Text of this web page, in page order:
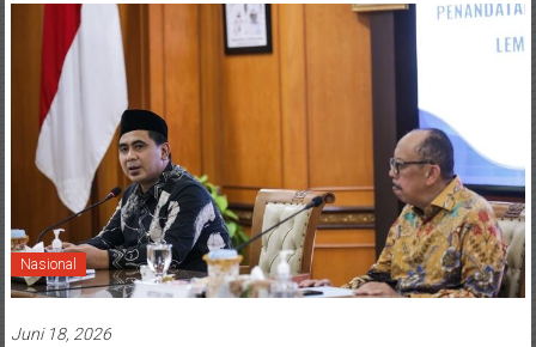
Nasional
Juni 18, 2026